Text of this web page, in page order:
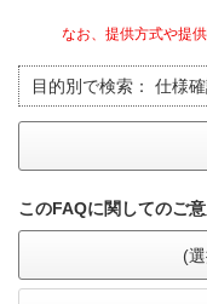
なお、提供方式や提供時
目的別で検索： 仕様
このFAQに関してのご
(